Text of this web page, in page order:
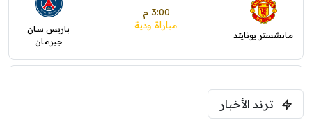
مانشستر يونايتد
3:00 م
مباراة ودية
باريس سان
جيرمان
فرينتسفاروشي
ترند الأخبار